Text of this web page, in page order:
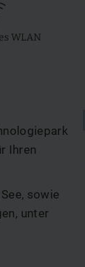
WLAN
Ihren
sowie
unter